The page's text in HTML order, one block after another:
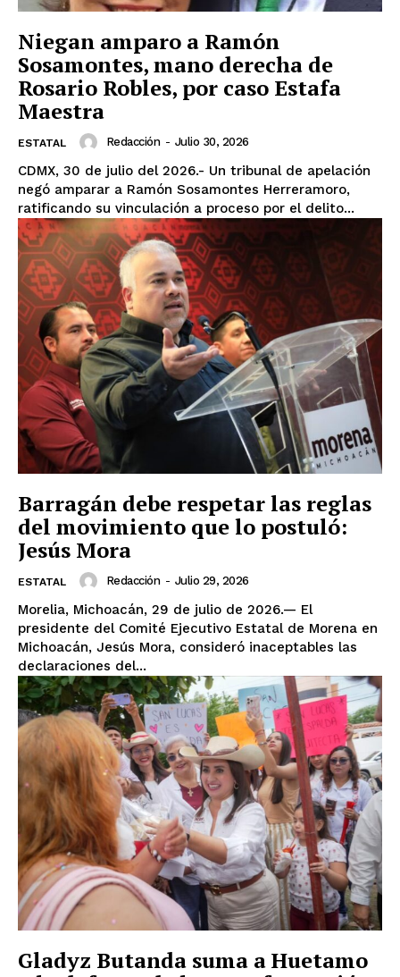
Niegan amparo a Ramón
Sosamontes, mano derecha de
Rosario Robles, por caso Estafa
Maestra
ESTATAL Redacción - Julio 30, 2026
CDMX, 30 de julio del 2026.- Un tribunal de apelación
negó amparar a Ramón Sosamontes Herreramoro,
ratificando su vinculación a proceso por el delito...
Barragán debe respetar las reglas
del movimiento que lo postuló:
Jesús Mora
ESTATAL Redacción - Julio 29, 2026
Morelia, Michoacán, 29 de julio de 2026.— El
presidente del Comité Ejecutivo Estatal de Morena en
Michoacán, Jesús Mora, consideró inaceptables las
declaraciones del...
Gladyz Butanda suma a Huetamo